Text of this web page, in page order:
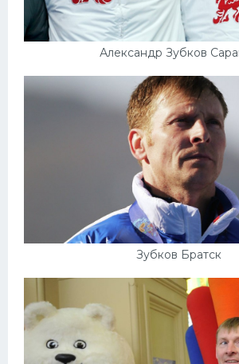
Александр Зубков
Зубков Братск